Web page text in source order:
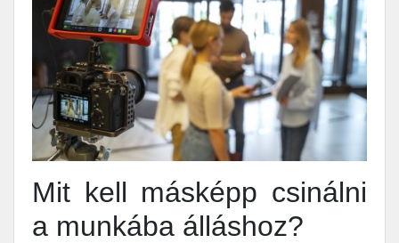
Mit kell másképp csinálni
a munkába álláshoz?